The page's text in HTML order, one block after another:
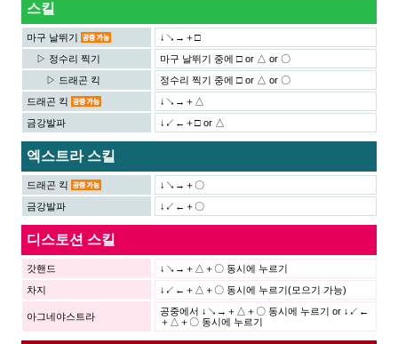
스킬
마구 날뛰기
↓↘→＋□
▷ 정수리 찍기
마구 날뛰기 중에 □ or △ or 〇
▷ 드래곤 킥
정수리 찍기 중에 □ or △ or 〇
드래곤 킥
↓↘→＋△
금강발파
↓↙←＋□ or △
엑스트라 스킬
드래곤 킥
↓↘→＋〇
금강발파
↓↙←＋〇
디스토션 스킬
갓핸드
↓↘→＋△＋〇 동시에 누르기
차지
↓↙←＋△＋〇 동시에 누르기(모으기 가능)
아그네야스트라
공중에서 ↓↘→＋△＋〇 동시에 누르기 or ↓↙←
＋△＋〇 동시에 누르기